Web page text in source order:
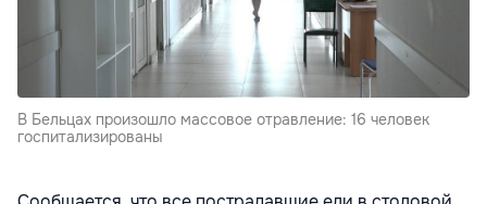
В Бельцах произошло массовое отравление: 16 человек
госпитализированы